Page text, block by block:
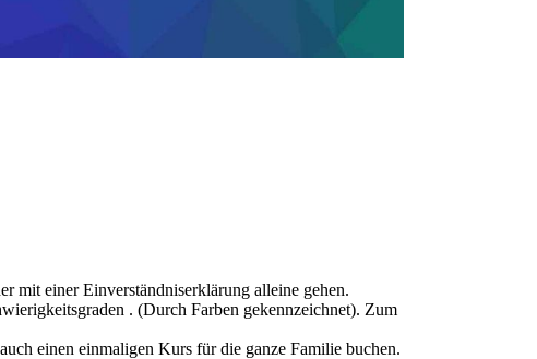
mit einer Einverständniserklärung alleine gehen.
. (Durch Farben gekennzeichnet). Zum
einen einmaligen Kurs für die ganze Familie buchen.